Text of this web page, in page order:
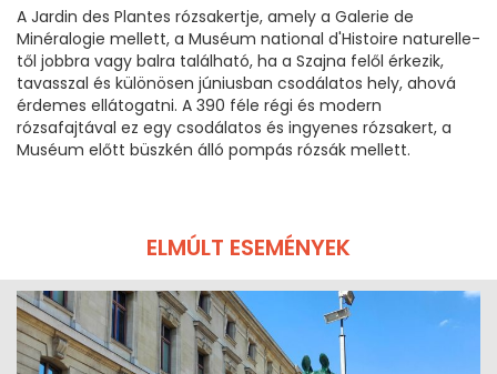
A Jardin des Plantes rózsakertje, amely a Galerie de
Minéralogie mellett, a Muséum national d'Histoire naturelle-
től jobbra vagy balra található, ha a Szajna felől érkezik,
tavasszal és különösen júniusban csodálatos hely, ahová
érdemes ellátogatni. A 390 féle régi és modern
rózsafajtával ez egy csodálatos és ingyenes rózsakert, a
Muséum előtt büszkén álló pompás rózsák mellett.
ELMÚLT ESEMÉNYEK